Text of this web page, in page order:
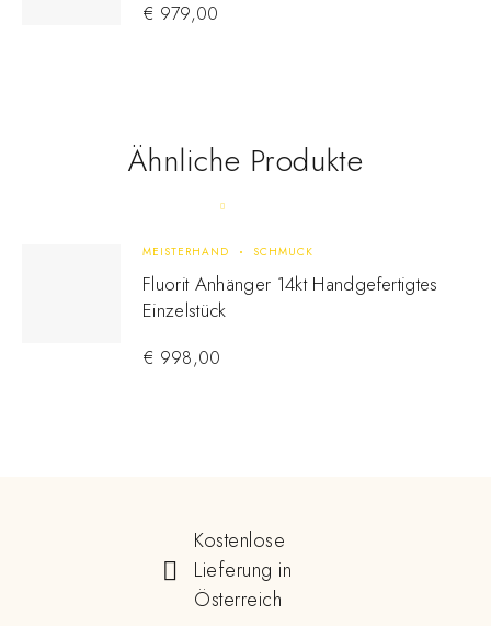
€ 979,00
Ähnliche Produkte
MEISTERHAND SCHMUCK
Fluorit Anhänger 14kt Handgefertigtes
Einzelstück
€ 998,00
Kostenlose
Lieferung in
Österreich